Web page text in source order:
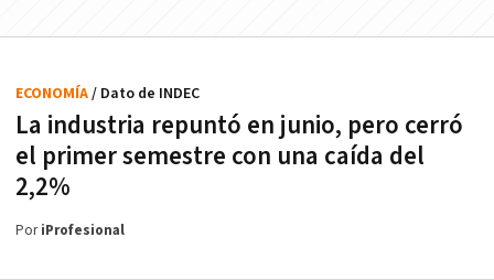
La industria repuntó en junio, pero cerró
el primer semestre con una caída del
2,2%
ECONOMÍA/ Dato de INDEC
PoriProfesional